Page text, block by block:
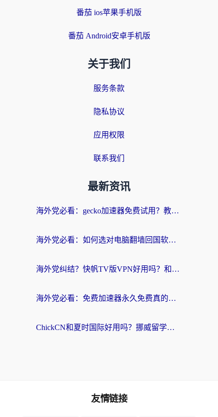
番茄 ios苹果手机版
番茄 Android安卓手机版
关于我们
服务条款
隐私协议
应用权限
联系我们
最新资讯
海外党必看：gecko加速器免费试用？教你选对回国加速器，无缝刷国内剧玩游戏
海外党必看：如何选对电脑翻墙回国软件，轻松解锁国内资源？
海外党纠结？快帆TV版VPN好用吗？和扇贝手游VPN对比哪个回国效果更好？
海外党必看：免费加速器永久免费真的存在吗？教你选对回国加速器无缝刷国内资源
ChickCN和夏时国际好用吗？挪威留学生亲测3款回国加速器，附穿梭和加速喵对比指南
友情链接